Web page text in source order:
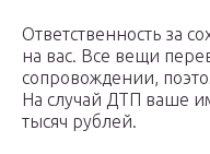
Ответственность за
на вас. Все вещи
сопровождении,
На случай ДТП ваше
тысяч рублей.